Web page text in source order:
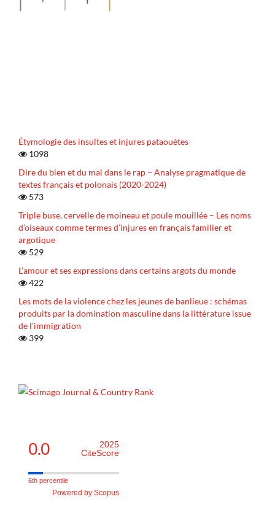
Étymologie des insultes et injures pataouètes
1098
Dire du bien et du mal dans le rap – Analyse pragmatique de
textes français et polonais (2020-2024)
573
Triple buse, cervelle de moineau et poule mouillée – Les noms
d’oiseaux comme termes d’injures en français familier et
argotique
529
L’amour et ses expressions dans certains argots du monde
422
Les mots de la violence chez les jeunes de banlieue : schémas
produits par la domination masculine dans la littérature issue
de l’immigration
399
0.0
2025
CiteScore
6th percentile
Powered by Scopus